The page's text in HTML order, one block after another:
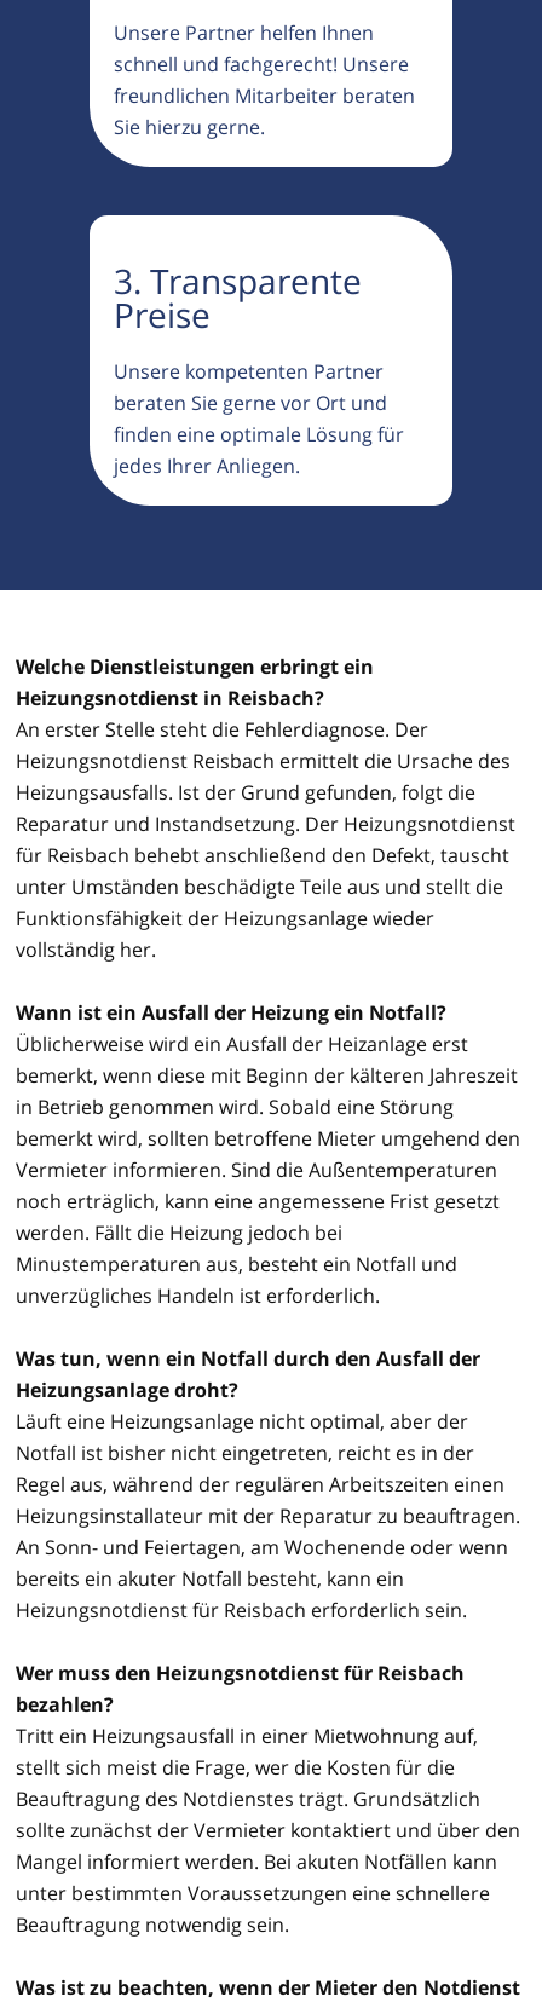
Unsere Partner helfen Ihnen
schnell und fachgerecht! Unsere
freundlichen Mitarbeiter beraten
Sie hierzu gerne.
3. Transparente
Preise
Unsere kompetenten Partner
beraten Sie gerne vor Ort und
finden eine optimale Lösung für
jedes Ihrer Anliegen.
Welche Dienstleistungen erbringt ein
Heizungsnotdienst in Reisbach?
An erster Stelle steht die Fehlerdiagnose. Der
Heizungsnotdienst Reisbach ermittelt die Ursache des
Heizungsausfalls. Ist der Grund gefunden, folgt die
Reparatur und Instandsetzung. Der Heizungsnotdienst
für Reisbach behebt anschließend den Defekt, tauscht
unter Umständen beschädigte Teile aus und stellt die
Funktionsfähigkeit der Heizungsanlage wieder
vollständig her.
Wann ist ein Ausfall der Heizung ein Notfall?
Üblicherweise wird ein Ausfall der Heizanlage erst
bemerkt, wenn diese mit Beginn der kälteren Jahreszeit
in Betrieb genommen wird. Sobald eine Störung
bemerkt wird, sollten betroffene Mieter umgehend den
Vermieter informieren. Sind die Außentemperaturen
noch erträglich, kann eine angemessene Frist gesetzt
werden. Fällt die Heizung jedoch bei
Minustemperaturen aus, besteht ein Notfall und
unverzügliches Handeln ist erforderlich.
Was tun, wenn ein Notfall durch den Ausfall der
Heizungsanlage droht?
Läuft eine Heizungsanlage nicht optimal, aber der
Notfall ist bisher nicht eingetreten, reicht es in der
Regel aus, während der regulären Arbeitszeiten einen
Heizungsinstallateur mit der Reparatur zu beauftragen.
An Sonn- und Feiertagen, am Wochenende oder wenn
bereits ein akuter Notfall besteht, kann ein
Heizungsnotdienst für Reisbach erforderlich sein.
Wer muss den Heizungsnotdienst für Reisbach
bezahlen?
Tritt ein Heizungsausfall in einer Mietwohnung auf,
stellt sich meist die Frage, wer die Kosten für die
Beauftragung des Notdienstes trägt. Grundsätzlich
sollte zunächst der Vermieter kontaktiert und über den
Mangel informiert werden. Bei akuten Notfällen kann
unter bestimmten Voraussetzungen eine schnellere
Beauftragung notwendig sein.
Was ist zu beachten, wenn der Mieter den Notdienst